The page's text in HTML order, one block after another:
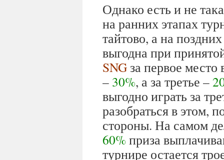
Однако есть и не
на ранних этапах
тайтово, а на
выгодна при
SNGза первое
– 30%, а за третье –
выгодно играть за
разобраться в этом,
стороны. На самом
60% приза
турнире остается